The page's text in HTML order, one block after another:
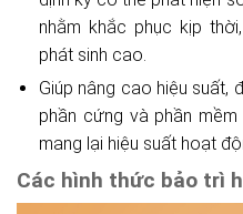
nhằm khắc phục kịp
phát sinh cao.
Giúp nâng cao hiệu
phần cứng và phần
mang lại hiệu suất hoạt
Các hình thức bảo trì